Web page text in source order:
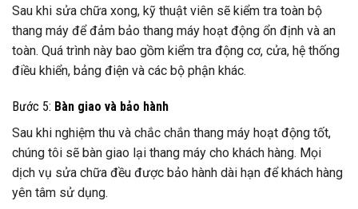
Sau khi sửa chữa xong, kỹ thuật viên sẽ kiểm tra toàn bộ
thang máy để đảm bảo thang máy hoạt động ổn định và an
toàn. Quá trình này bao gồm kiểm tra động cơ, cửa, hệ thống
điều khiển, bảng điện và các bộ phận khác.
Bước 5: Bàn giao và bảo hành
Sau khi nghiệm thu và chắc chắn thang máy hoạt động tốt,
chúng tôi sẽ bàn giao lại thang máy cho khách hàng. Mọi
dịch vụ sửa chữa đều được bảo hành dài hạn để khách hàng
yên tâm sử dụng.